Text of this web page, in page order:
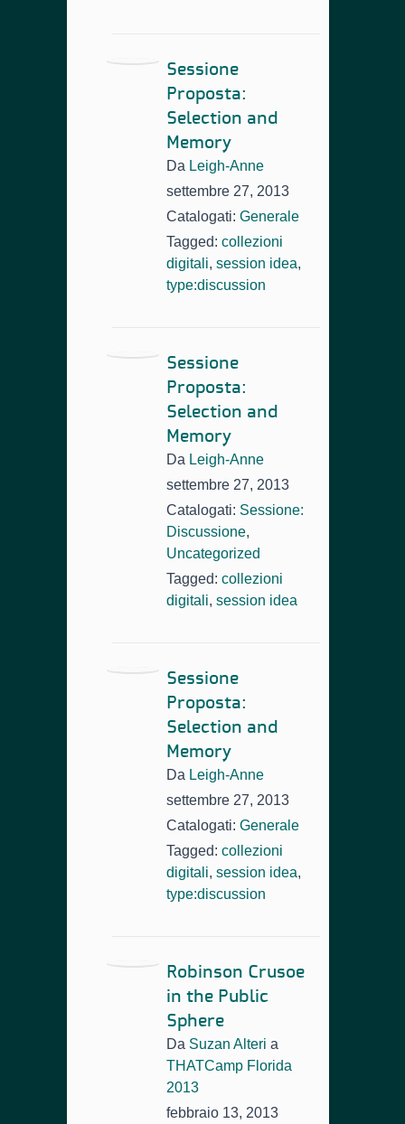
Sessione
Proposta:
Selection and
Memory
Da Leigh-Anne
settembre 27, 2013
Catalogati: Generale
Tagged: collezioni
digitali, session idea,
type:discussion
Sessione
Proposta:
Selection and
Memory
Da Leigh-Anne
settembre 27, 2013
Catalogati: Sessione:
Discussione,
Uncategorized
Tagged: collezioni
digitali, session idea
Sessione
Proposta:
Selection and
Memory
Da Leigh-Anne
settembre 27, 2013
Catalogati: Generale
Tagged: collezioni
digitali, session idea,
type:discussion
Robinson Crusoe
in the Public
Sphere
Da Suzan Alteri a
THATCamp Florida
2013
febbraio 13, 2013